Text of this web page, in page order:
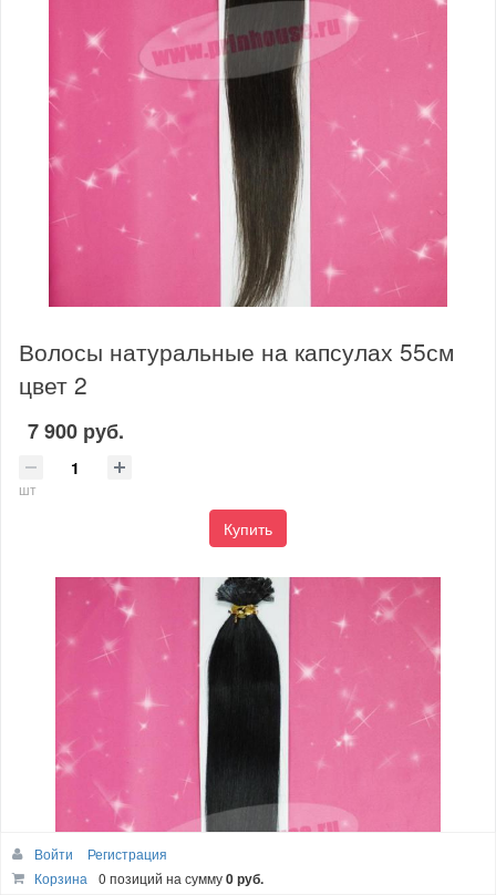
Волосы натуральные на капсулах 55см
цвет 2
7 900 руб.
шт
Купить
Войти
Регистрация
Корзина
0 позиций на сумму0 руб.